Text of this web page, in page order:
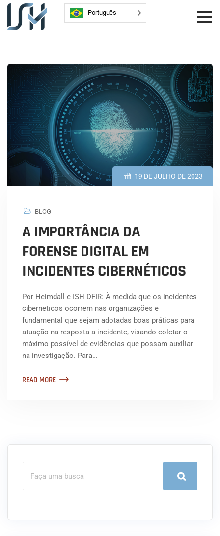
Português
19 DE JULHO DE 2023
BLOG
A IMPORTÂNCIA DA
FORENSE DIGITAL EM
INCIDENTES CIBERNÉTICOS
Por Heimdall e ISH DFIR: À medida que os incidentes
cibernéticos ocorrem nas organizações é
fundamental que sejam adotadas boas práticas para
atuação na resposta a incidente, visando coletar o
máximo possível de evidências que possam auxiliar
na investigação. Para…
READ MORE